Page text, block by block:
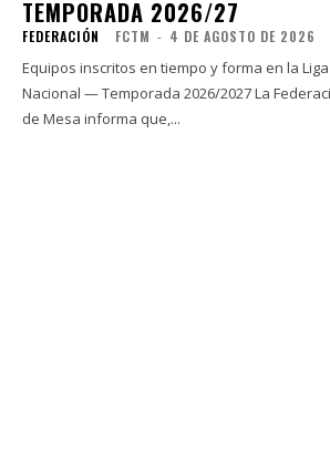
TEMPORADA 2026/27
FEDERACIÓN FCTM - 4 DE AGOSTO DE 2026
Equipos inscritos en tiempo y forma en la
Nacional — Temporada 2026/2027 La Federación Canaria de Tenis
de Mesa informa que,...